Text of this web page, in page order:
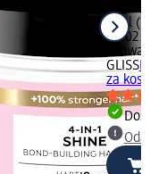
6,70 €
0,4 l
na
GLISS
za kosu,